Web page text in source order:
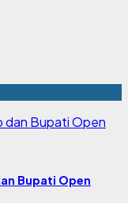
Bupati Open